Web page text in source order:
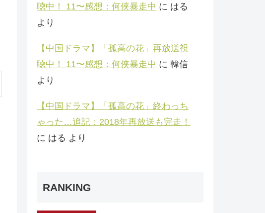
聴中！ 11〜感想：何侠暴走中 に はる
より
【中国ドラマ】「孤高の花」再放送視
聴中！ 11〜感想：何侠暴走中 に 韓信
より
【中国ドラマ】「孤高の花」終わっち
ゃった…追記：2018年再放送も完走！
に はる より
RANKING